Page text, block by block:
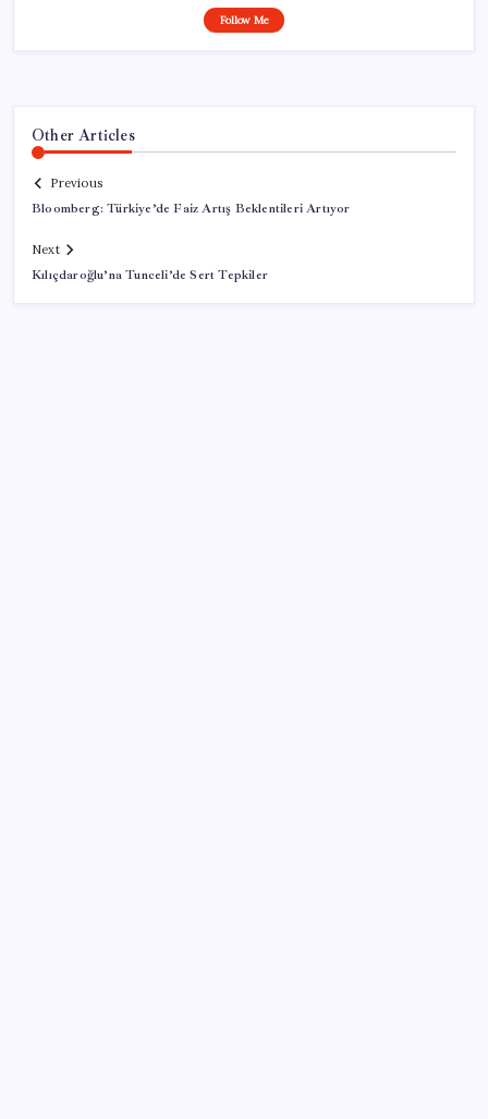
Follow Me
Other Articles
Previous
Bloomberg: Türkiye’de Faiz Artış Beklentileri Artıyor
Next
Kılıçdaroğlu’na Tunceli’de Sert Tepkiler